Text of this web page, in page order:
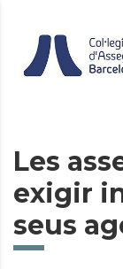
Les
exigir
seus